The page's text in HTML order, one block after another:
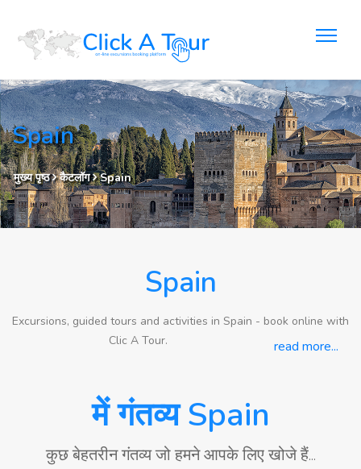
Spain
मुख्य पृष्ठ कैटलॉग Spain
Spain
Excursions, guided tours and activities in Spain - book online with
Clic A Tour.
read more...
में गंतव्य Spain
कुछ बेहतरीन गंतव्य जो हमने आपके लिए खोजे हैं...